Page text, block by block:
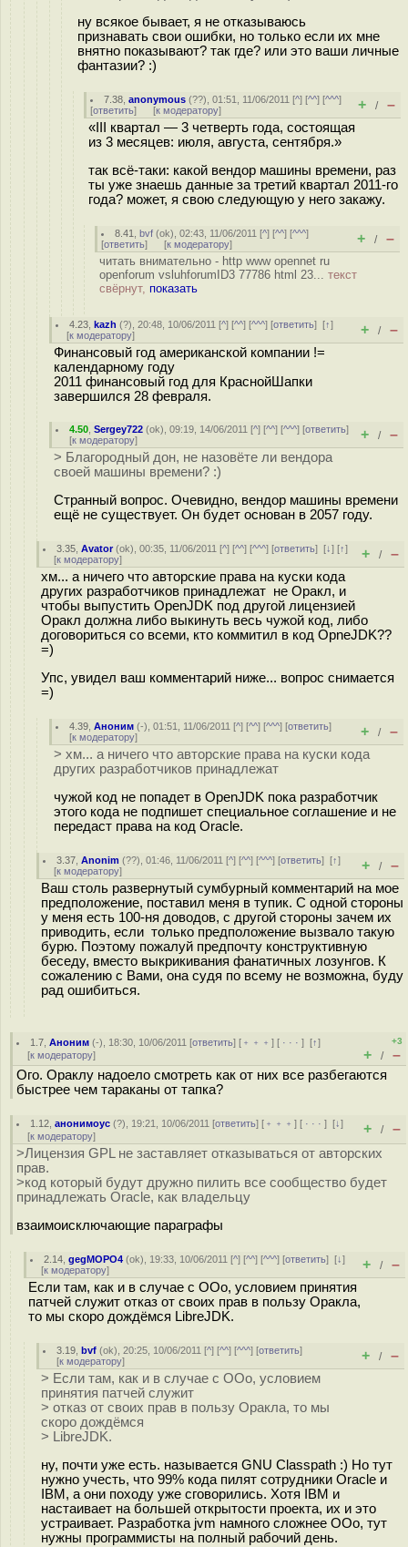
ну всякое бывает, я не отказываюсь
признавать свои ошибки, но только если их мне
внятно показывают? так где? или это ваши личные
фантазии? :)
7.38 ,anonymous (??), 01:51, 11/06/2011 [^] [^^] [^^^]
[ответить] [к модератору] + / –
«III квартал — 3 четверть года, состоящая
из 3 месяцев: июля, августа, сентября.»
так всё-таки: какой вендор машины времени, раз
ты уже знаешь данные за третий квартал 2011-го
года? может, я свою следующую у него закажу.
8.41 ,bvf (ok), 02:43, 11/06/2011 [^] [^^] [^^^]
[ответить] [к модератору] + / –
читать внимательно - http www opennet ru
openforum vsluhforumID3 77786 html 23... текст
свёрнут, показать
4.23 ,kazh (?), 20:48, 10/06/2011 [^] [^^] [^^^] [ответить][↑]
[к модератору] + / –
Финансовый год американской компании !=
календарному году
2011 финансовый год для КраснойШапки
завершился 28 февраля.
4.50 ,Sergey722 (ok), 09:19, 14/06/2011 [^] [^^] [^^^] [ответить]
[к модератору] + / –
> Благородный дон, не назовёте ли вендора
своей машины времени? :)
Странный вопрос. Очевидно, вендор машины времени
ещё не существует. Он будет основан в 2057 году.
3.35 ,Avator(ok), 00:35, 11/06/2011 [^] [^^] [^^^] [ответить][↓] [↑]
[к модератору] + / –
хм... а ничего что авторские права на куски кода
других разработчиков принадлежат не Оракл, и
чтобы выпустить OpenJDK под другой лицензией
Оракл должна либо выкинуть весь чужой код, либо
договориться со всеми, кто коммитил в код OpneJDK??
=)
Упс, увидел ваш комментарий ниже... вопрос снимается
=)
4.39 ,Аноним (-), 01:51, 11/06/2011 [^] [^^] [^^^] [ответить]
[к модератору] + / –
> хм... а ничего что авторские права на куски кода
других разработчиков принадлежат
чужой код не попадет в OpenJDK пока разработчик
этого кода не подпишет специальное соглашение и не
передаст права на код Oracle.
3.37 ,Anonim (??), 01:46, 11/06/2011 [^] [^^] [^^^] [ответить][↑]
[к модератору] + / –
Ваш столь развернутый сумбурный комментарий на мое
предположение, поставил меня в тупик. С одной стороны
у меня есть 100-ня доводов, с другой стороны зачем их
приводить, если только предположение вызвало такую
бурю. Поэтому пожалуй предпочту конструктивную
беседу, вместо выкрикивания фанатичных лозунгов. К
сожалению с Вами, она судя по всему не возможна, буду
рад ошибиться.
1.7 ,Аноним (-), 18:30, 10/06/2011 [ответить] [ ﹢﹢﹢] [ · · ·][↑]
[к модератору]
+3
+ / –
Ого. Ораклу надоело смотреть как от них все разбегаются
быстрее чем тараканы от тапка?
1.12 ,анонимоус (?), 19:21, 10/06/2011 [ответить] [ ﹢﹢﹢] [ · · ·][↓]
[к модератору] + / –
>Лицензия GPL не заставляет отказываться от авторских
прав.
>код который будут дружно пилить все сообщество будет
принадлежать Oracle, как владельцу
взаимоисключающие параграфы
2.14 ,gegMOPO4 (ok), 19:33, 10/06/2011 [^] [^^] [^^^] [ответить][↓]
[к модератору] + / –
Если там, как и в случае с ООо, условием принятия
патчей служит отказ от своих прав в пользу Оракла,
то мы скоро дождёмся LibreJDK.
3.19 ,bvf (ok), 20:25, 10/06/2011 [^] [^^] [^^^] [ответить]
[к модератору] + / –
> Если там, как и в случае с ООо, условием
принятия патчей служит
> отказ от своих прав в пользу Оракла, то мы
скоро дождёмся
> LibreJDK.
ну, почти уже есть. называется GNU Classpath :) Но тут
нужно учесть, что 99% кода пилят сотрудники Oracle и
IBM, а они походу уже сговорились. Хотя IBM и
настаивает на большей открытости проекта, их и это
устраивает. Разработка jvm намного сложнее OOo, тут
нужны программисты на полный рабочий день.